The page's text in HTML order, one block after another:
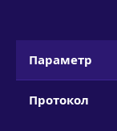
Параметр
Протокол